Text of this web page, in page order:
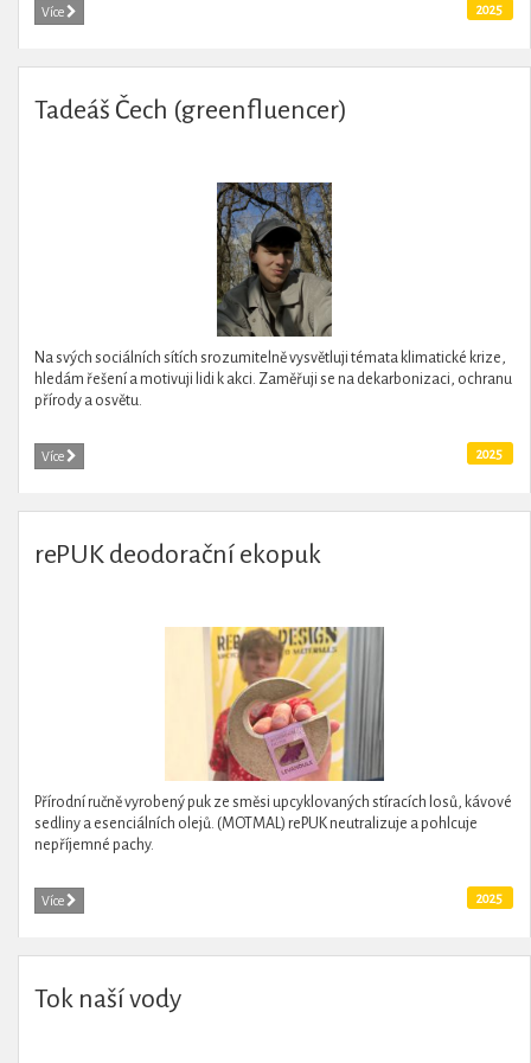
Více 2025
Tadeáš Čech (greenfluencer)
Na svých sociálních sítích srozumitelně vysvětluji témata klimatické krize,
hledám řešení a motivuji lidi k akci. Zaměřuji se na dekarbonizaci, ochranu
přírody a osvětu.
Více 2025
rePUK deodorační ekopuk
Přírodní ručně vyrobený puk ze směsi upcyklovaných stíracích losů, kávové
sedliny a esenciálních olejů. (MOTMAL) rePUK neutralizuje a pohlcuje
nepříjemné pachy.
Více 2025
Tok naší vody